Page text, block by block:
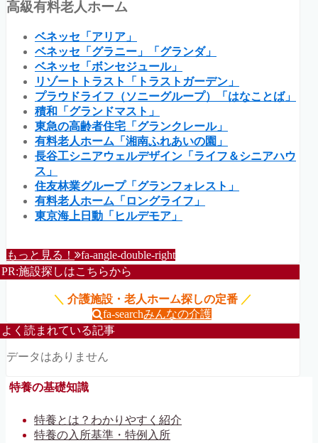
高級有料老人ホーム
ベネッセ「アリア」
ベネッセ「グラニー」「グランダ」
ベネッセ「ボンセジュール」
リゾートトラスト「トラストガーデン」
プラウドライフ（ソニーグループ）「はなことば」
積和「グランドマスト」
東急の高齢者住宅「グランクレール」
有料老人ホーム「湘南ふれあいの園」
長谷工シニアウェルデザイン「ライフ＆シニアハウ
ス」
住友林業グループ「グランフォレスト」
有料老人ホーム「ロングライフ」
東京海上日動「ヒルデモア」
もっと見る！ fa-angle-double-right
PR:施設探しはこちらから
＼ 介護施設・老人ホーム探しの定番 ／
fa-searchみんなの介護
よく読まれている記事
データはありません
特養の基礎知識
特養とは？わかりやすく紹介
特養の入所基準・特例入所